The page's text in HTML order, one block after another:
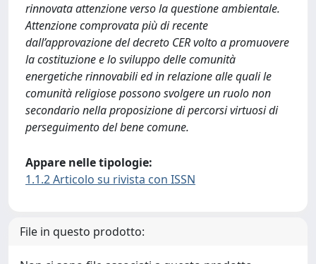
rinnovata attenzione verso la questione ambientale.
Attenzione comprovata più di recente
dall’approvazione del decreto CER volto a promuovere
la costituzione e lo sviluppo delle comunità
energetiche rinnovabili ed in relazione alle quali le
comunità religiose possono svolgere un ruolo non
secondario nella proposizione di percorsi virtuosi di
perseguimento del bene comune.
Appare nelle tipologie:
1.1.2 Articolo su rivista con ISSN
File in questo prodotto: